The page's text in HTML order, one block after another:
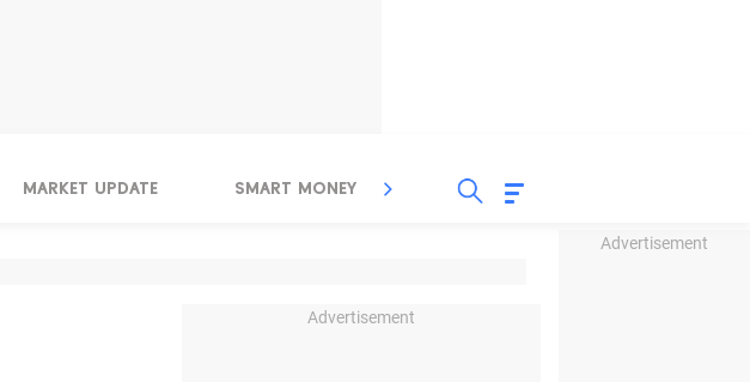
Advertisement
MARKET UPDATE SMART MONEY INSPIRASI BISNIS
Advertisement